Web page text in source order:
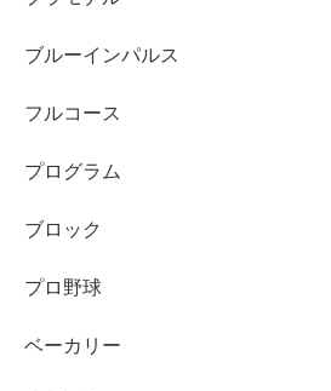
ブルーインパルス
フルコース
プログラム
ブロック
プロ野球
ベーカリー